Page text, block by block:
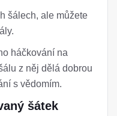
šálech, ale můžete
háčkování na
z něj dělá dobrou
s vědomím.
šátek